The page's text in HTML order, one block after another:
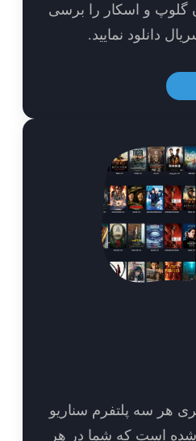
را برسی
نمایید.
سناریو
شما در هر